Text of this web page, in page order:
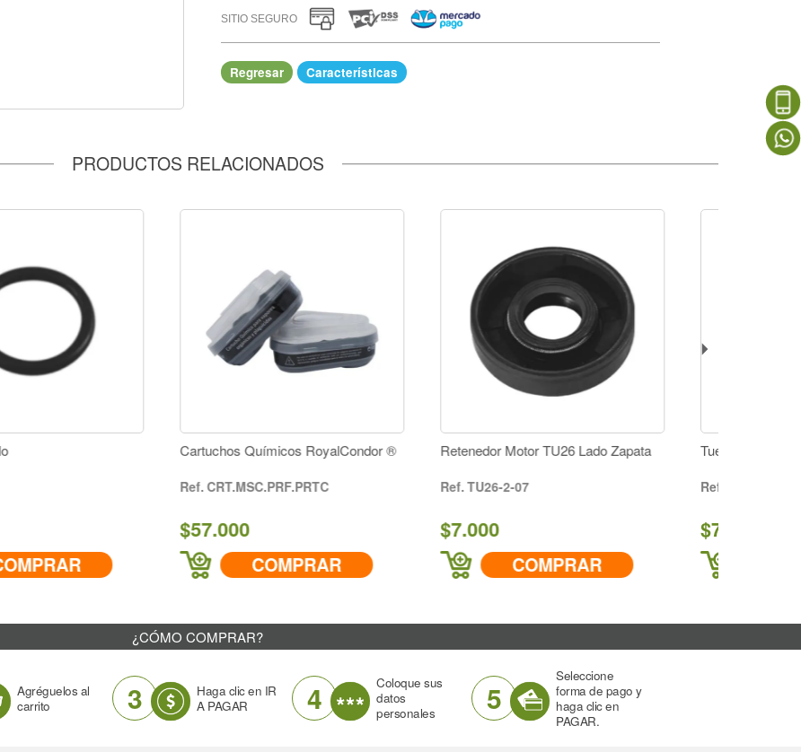
SITIO SEGURO
Regresar Características
IR A COMPRAR
PRODUCTOS RELACIONADOS
Cartuchos Químicos RoyalCondor ®
COMPRAR
Retenedor Motor TU26 Lado Zapata
TU26-2-07
COMPRAR
Tuerca Terminal
COMPRAR
¿CÓMO COMPRAR?
Agréguelos al
carrito
3
Haga clic en IR
A PAGAR
4
Coloque sus
datos
personales
5
Seleccione
forma de pago y
haga clic en
PAGAR.